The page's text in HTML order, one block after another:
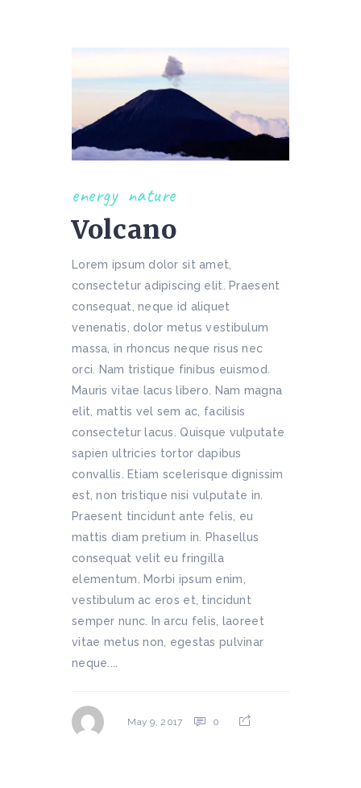
energy nature
Volcano
Lorem ipsum dolor sit amet,
consectetur adipiscing elit. Praesent
consequat, neque id aliquet
venenatis, dolor metus vestibulum
massa, in rhoncus neque risus nec
orci. Nam tristique finibus euismod.
Mauris vitae lacus libero. Nam magna
elit, mattis vel sem ac, facilisis
consectetur lacus. Quisque vulputate
sapien ultricies tortor dapibus
convallis. Etiam scelerisque dignissim
est, non tristique nisi vulputate in.
Praesent tincidunt ante felis, eu
mattis diam pretium in. Phasellus
consequat velit eu fringilla
elementum. Morbi ipsum enim,
vestibulum ac eros et, tincidunt
semper nunc. In arcu felis, laoreet
vitae metus non, egestas pulvinar
neque....
May 9, 2017 0